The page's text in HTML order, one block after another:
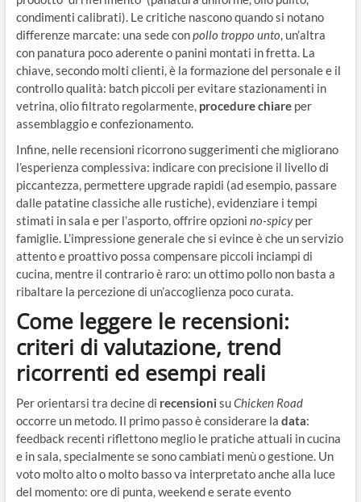
condimenti calibrati). Le critiche nascono quando si notano
differenze marcate: una sede conpollo troppo unto, un’altra
con panatura poco aderente o panini montati in fretta. La
chiave, secondo molti clienti, è la formazione del personale e il
controllo qualità: batch piccoli per evitare stazionamenti in
vetrina, olio filtrato regolarmente, procedure chiareper
assemblaggio e confezionamento.
Infine, nelle recensioni ricorrono suggerimenti che migliorano
l’esperienza complessiva: indicare con precisione il livello di
piccantezza, permettere upgrade rapidi (ad esempio, passare
dalle patatine classiche alle rustiche), evidenziare i tempi
stimati in sala e per l’asporto, offrire opzioni no-spicyper
famiglie. L’impressione generale che si evince è che un servizio
attento e proattivo possa compensare piccoli inciampi di
cucina, mentre il contrario è raro: un ottimo pollo non basta a
ribaltare la percezione di un’accoglienza poco curata.
Come leggere le recensioni:
criteri di valutazione, trend
ricorrenti ed esempi reali
Per orientarsi tra decine di recensioni suChicken Road
occorre un metodo. Il primo passo è considerare la data:
feedback recenti riflettono meglio le pratiche attuali in cucina
e in sala, specialmente se sono cambiati menù o gestione. Un
voto molto alto o molto basso va interpretato anche alla luce
del momento: ore di punta, weekend e serate evento